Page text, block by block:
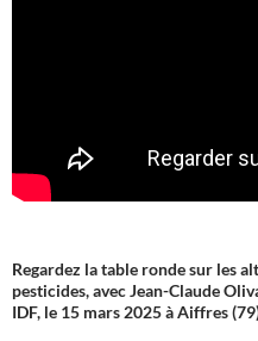
Regardez la table ronde sur les
pesticides, avec Jean-Claude
IDF, le 15 mars 2025 à Aiffres